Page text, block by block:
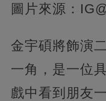
圖片來源：
金宇碩將飾演
一角，是一位
戲中看到朋友